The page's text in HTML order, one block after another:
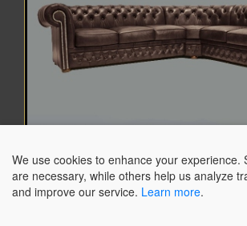
Produkt anzeigen
basic collection
We use cookies to enhance your experience.
are necessary, while others help us analyze
and improve our service. Learn more.